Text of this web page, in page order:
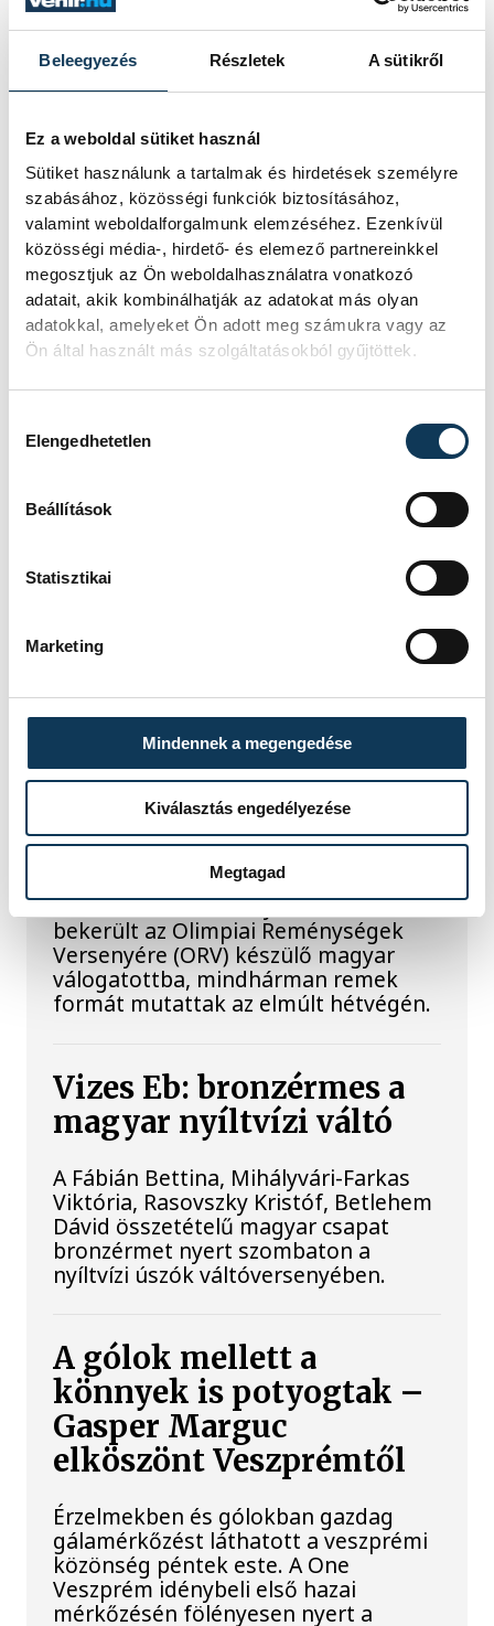
Beleegyezés Részletek A sütikről
Ez a weboldal sütiket használ
Sütiket használunk a tartalmak és hirdetések személyre
szabásához, közösségi funkciók biztosításához,
valamint weboldalforgalmunk elemzéséhez. Ezenkívül
közösségi média-, hirdető- és elemező partnereinkkel
megosztjuk az Ön weboldalhasználatra vonatkozó
adatait, akik kombinálhatják az adatokat más olyan
adatokkal, amelyeket Ön adott meg számukra vagy az
Ön által használt más szolgáltatásokból gyűjtöttek.
Elengedhetetlen
Beállítások
Statisztikai
Marketing
Mindennek a megengedése
Kiválasztás engedélyezése
Megtagad
energiaellátása stabil
Jelenleg stabil Magyarország
energiaellátása, a paksi erőmű
utolsó még termelő turbina
hibamentesen működjön - közölte a
miniszterelnök a paksi erőműnél tett
keddi látogatása során.
Játék közben fedezik fel
a tudomány világát a
veszprémi gyerekek
feladatok és sok-sok élmény várja a
Marietta, a központ vezetője mutatja
természettudományok
megismerését.
SPORT
Súlyos sikerek küszöbén
Három VEDAC-os súlyemelő is
bekerült az Olimpiai Reménységek
Versenyére (ORV) készülő magyar
válogatottba, mindhárman remek
formát mutattak az elmúlt hétvégén.
Vizes Eb: bronzérmes a
magyar nyíltvízi váltó
A Fábián Bettina, Mihályvári-Farkas
Viktória, Rasovszky Kristóf, Betlehem
Dávid összetételű magyar csapat
bronzérmet nyert szombaton a
nyíltvízi úszók váltóversenyében.
A gólok mellett a
könnyek is potyogtak –
Gasper Marguc
elköszönt Veszprémtől
Érzelmekben és gólokban gazdag
gálamérkőzést láthatott a veszprémi
közönség péntek este. A One
Veszprém idénybeli első hazai
mérkőzésén fölényesen nyert a